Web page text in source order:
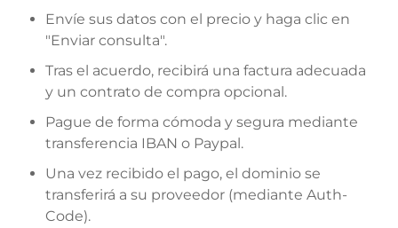
Envíe sus datos con el precio y haga clic en
"Enviar consulta".
Tras el acuerdo, recibirá una factura adecuada
y un contrato de compra opcional.
Pague de forma cómoda y segura mediante
transferencia IBAN o Paypal.
Una vez recibido el pago, el dominio se
transferirá a su proveedor (mediante Auth-
Code).